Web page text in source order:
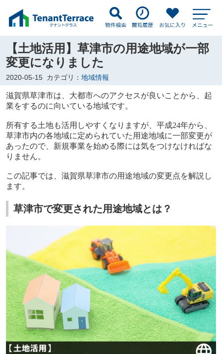
【土地活用】草津市の用途地域が一部
変更になりました
2020-05-15 カテゴリ： 地域情報
滋賀県草津市は、大都市へのアクセスが良いことから、起
業をするのに向いている地域です。
所有する土地も活用しやすくなりますが、平成24年から、
草津市内の各地域に定められていた用途地域に一部変更が
あったので、新規事業を始める際には気をつけなければな
りません。
この記事では、滋賀県草津市の用途地域の変更点を解説し
ます。
草津市で変更された用途地域とは？